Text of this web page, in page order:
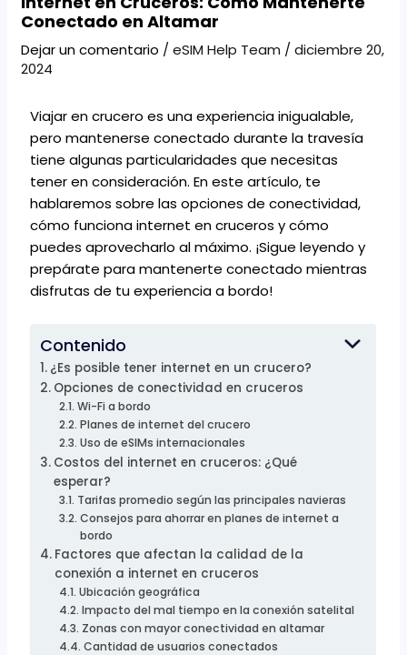
Conectado en Altamar
Dejar un comentario /eSIM Help Team /diciembre 20,
2024
Viajar en crucero es una experiencia inigualable,
pero mantenerse conectado durante la travesía
tiene algunas particularidades que necesitas
tener en consideración. En este artículo, te
hablaremos sobre las opciones de conectividad,
cómo funciona internet en cruceros y cómo
puedes aprovecharlo al máximo. ¡Sigue leyendo y
prepárate para mantenerte conectado mientras
disfrutas de tu experiencia a bordo!
Contenido
¿Es posible tener internet en un crucero?
Opciones de conectividad en cruceros
Wi-Fi a bordo
Planes de internet del crucero
Uso de eSIMs internacionales
Costos del internet en cruceros: ¿Qué
esperar?
Tarifas promedio según las principales navieras
Consejos para ahorrar en planes de internet a
bordo
Factores que afectan la calidad de la
conexión a internet en cruceros
Ubicación geográfica
Impacto del mal tiempo en la conexión satelital
Zonas con mayor conectividad en altamar
Cantidad de usuarios conectados